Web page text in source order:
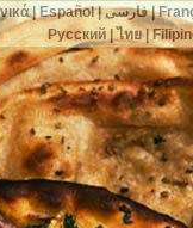
|Español|فارسی|
Русский|ไทย|